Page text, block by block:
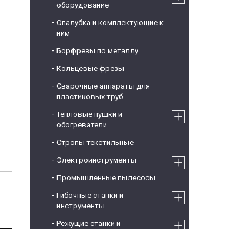
оборудование
Опалубка и комплектующие к
ним
Борфрезы по металлу
Кольцевые фрезы
Сварочные аппараты для
пластиковых труб
Тепловые пушки и
обогреватели
Стропы текстильные
Электроинструменты
Промышленные пылесосы
Гибочные станки и
инструменты
Режущие станки и